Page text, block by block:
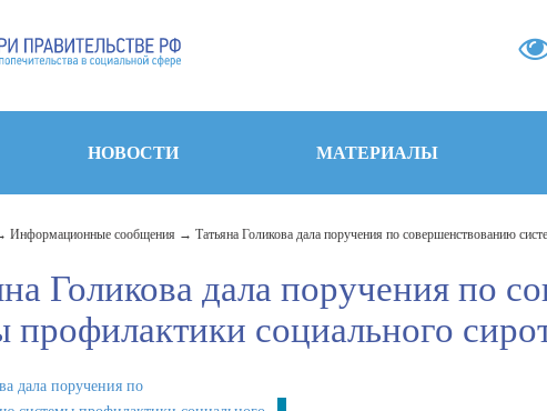
НОВОСТИ МАТЕРИАЛЫ
Информационные сообщения Татьяна Голикова дала поручения по совершенствованию
Голикова дала поручения по
профилактики социального